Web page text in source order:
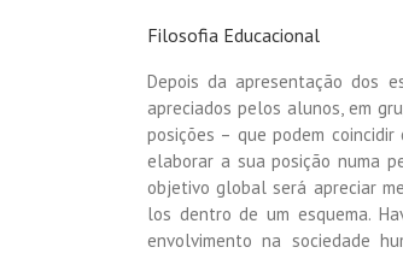
Filosofia Educacional
Depois da apresentação dos
apreciados pelos alunos, em
posições – que podem
elaborar a sua posição numa
objetivo global será apreciar
los dentro de um esquema.
envolvimento na sociedade